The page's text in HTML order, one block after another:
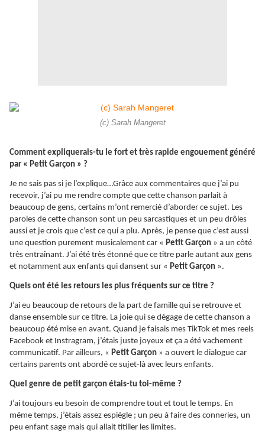
(c) Sarah Mangeret
Comment expliquerais-tu le fort et très rapide engouement généré
par « Petit Garçon » ?
Je ne sais pas si je l’explique…Grâce aux commentaires que j’ai pu
recevoir, j’ai pu me rendre compte que cette chanson parlait à
beaucoup de gens, certains m’ont remercié d’aborder ce sujet. Les
paroles de cette chanson sont un peu sarcastiques et un peu drôles
aussi et je crois que c’est ce qui a plu. Après, je pense que c’est aussi
une question purement musicalement car « Petit Garçon » a un côté
très entraînant. J’ai été très étonné que ce titre parle autant aux gens
et notamment aux enfants qui dansent sur « Petit Garçon ».
Quels ont été les retours les plus fréquents sur ce titre ?
J’ai eu beaucoup de retours de la part de famille qui se retrouve et
danse ensemble sur ce titre. La joie qui se dégage de cette chanson a
beaucoup été mise en avant. Quand je faisais mes TikTok et mes reels
Facebook et Instragram, j’étais juste joyeux et ça a été vachement
communicatif. Par ailleurs, « Petit Garçon » a ouvert le dialogue car
certains parents ont abordé ce sujet-là avec leurs enfants.
Quel genre de petit garçon étais-tu toi-même ?
J’ai toujours eu besoin de comprendre tout et tout le temps. En
même temps, j’étais assez espiègle ; un peu à faire des conneries, un
peu enfant sage mais qui allait titiller les limites.